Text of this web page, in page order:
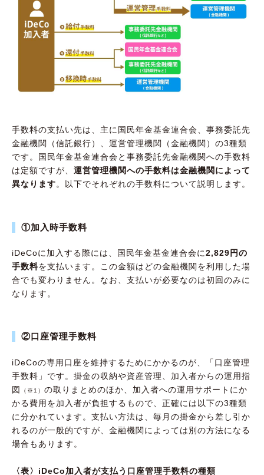
手数料の支払い先は、主に国民年金基金連合会、事務委託先
金融機関（信託銀行）、運営管理機関（金融機関）の3種類
です。国民年金基金連合会と事務委託先金融機関への手数料
は定額ですが、 運営管理機関への手数料は金融機関によって
異なります。以下でそれぞれの手数料について説明します。
①加入時手数料
iDeCoに加入する際には、国民年金基金連合会に2,829円の
手数料を支払います。この金額はどの金融機関を利用した場
合でも変わりません。なお、支払いが必要なのは初回のみに
なります。
②口座管理手数料
iDeCoの専用口座を維持するためにかかるのが、「口座管理
手数料」です。掛金の収納や資産管理、加入者からの運用指
図
（※1） の取りまとめのほか、加入者への運用サポートにか
かる費用を加入者が負担するもので、正確には以下の3種類
に分かれています。支払い方法は、毎月の掛金から差し引か
れるのが一般的ですが、金融機関によっては別の方法になる
場合もあります。
〈表〉iDeCo加入者が支払う口座管理手数料の種類